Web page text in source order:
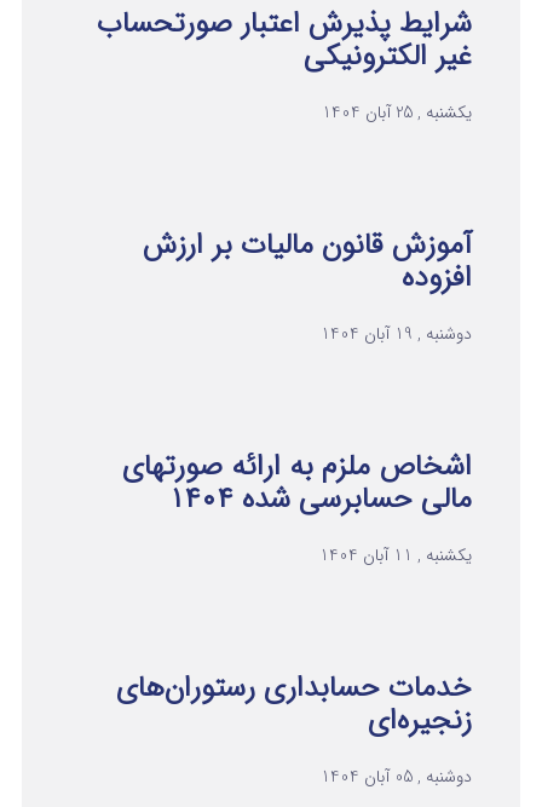
شرایط پذیرش اعتبار صورتحساب
غیر الکترونیکی
یکشنبه , 25 آبان 1404
آموزش قانون مالیات بر ارزش
افزوده
دوشنبه , 19 آبان 1404
اشخاص ملزم به ارائه صورتهای
مالی حسابرسی شده ۱۴۰۴
یکشنبه , 11 آبان 1404
خدمات حسابداری رستوران‌های
زنجیره‌ای
دوشنبه , 05 آبان 1404